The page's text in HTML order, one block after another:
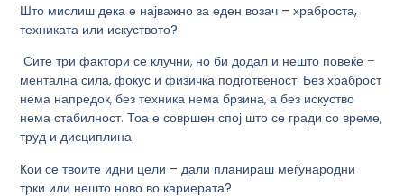
Што мислиш дека е најважно за еден возач – храброста,
техниката или искуството?
Сите три фактори се клучни, но би додал и нешто повеќе –
ментална сила, фокус и физичка подготвеност. Без храброст
нема напредок, без техника нема брзина, а без искуство
нема стабилност. Тоа е совршен спој што се гради со време,
труд и дисциплина.
Кои се твоите идни цели – дали планираш меѓународни
трки или нешто ново во кариерата?